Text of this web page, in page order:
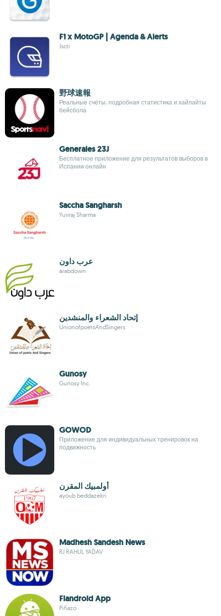
F1 x MotoGP | Agenda & Alerts
Jscti
野球速報
Реальные счёты, подробная статистика и хайлайты
бейсбола
Generales 23J
Бесплатное приложение для результатов выборов в
Испании онлайн
Saccha‎ ‎Sangharsh
Yuvraj Sharma
عرب داون
arabdown
إتحاد الشعراء والمنشدين
UnionofpoetsAndSingers
Gunosy
Gunosy Inc.
GOWOD
Приложение для индивидуальных тренировок на
подвижность
أولمبيك المقرن
ayoub beddazekri
Madhesh Sandesh News
RJ RAHUL YADAV
Flandroid App
Piñazo